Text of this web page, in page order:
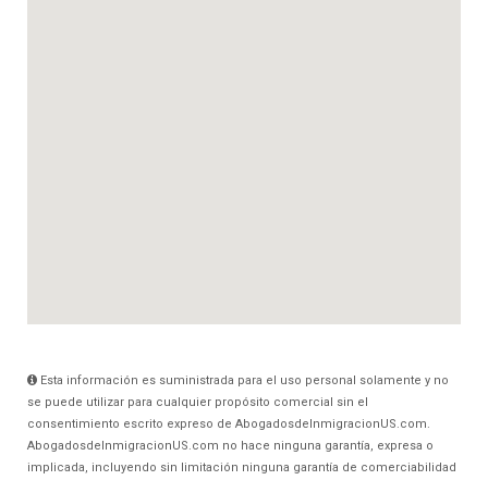
Esta información es suministrada para el uso personal solamente y no
se puede utilizar para cualquier propósito comercial sin el
consentimiento escrito expreso de AbogadosdeInmigracionUS.com.
AbogadosdeInmigracionUS.com no hace ninguna garantía, expresa o
implicada, incluyendo sin limitación ninguna garantía de comerciabilidad